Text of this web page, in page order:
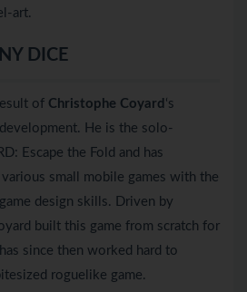
art.
DICE
of Christophe Coyard ‘s
He is the solo-
Escape the Fold and has
small mobile games with the
design skills. Driven by
built this game from scratch for
since then worked hard to
roguelike game.